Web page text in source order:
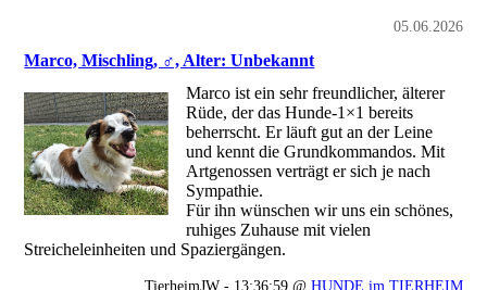
05.06.2026
Marco, Mischling, ♂, Alter: Unbekannt
Marco ist ein sehr freundlicher, älterer
Rüde, der das Hunde-1×1 bereits
beherrscht. Er läuft gut an der Leine
und kennt die Grundkommandos. Mit
Artgenossen verträgt er sich je nach
Sympathie.
Für ihn wünschen wir uns ein schönes,
ruhiges Zuhause mit vielen
Streicheleinheiten und Spaziergängen.
TierheimJW - 13:36:59 @ HUNDE im TIERHEIM